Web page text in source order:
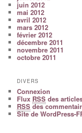
juin 2012
mai 2012
avril 2012
mars 2012
février 2012
décembre 2011
novembre 2011
octobre 2011
DIVERS
Connexion
Flux RSS des
RSS des
Site de WordPress-